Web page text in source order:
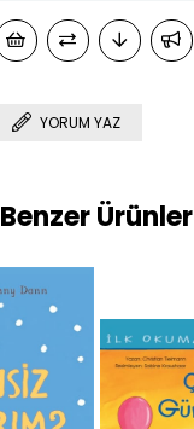
YORUM YAZ
Benzer Ürünler